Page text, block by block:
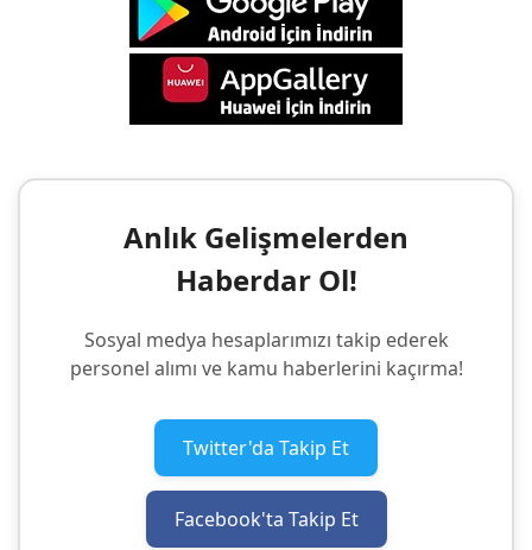
Anlık Gelişmelerden
Haberdar Ol!
Sosyal medya hesaplarımızı takip ederek
personel alımı ve kamu haberlerini kaçırma!
Twitter'da Takip Et
Facebook'ta Takip Et